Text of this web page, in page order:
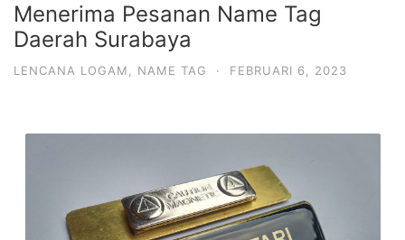
Menerima Pesanan Name Tag
Daerah Surabaya
LENCANA LOGAM NAME TAG · FEBRUARI 6, 2023